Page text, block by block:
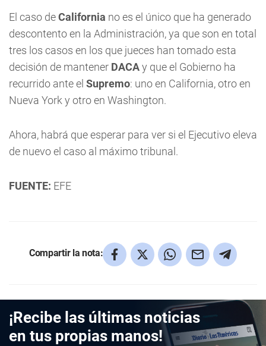
El caso deCalifornia no es el único que ha generado
descontento en la Administración, ya que son en total
tres los casos en los que jueces han tomado esta
decisión de mantener DACAy que el Gobierno ha
recurrido ante el Supremo: uno en California, otro en
Nueva York y otro en Washington.
Ahora, habrá que esperar para ver si el Ejecutivo eleva
de nuevo el caso al máximo tribunal.
FUENTE: EFE
Compartir la nota:
¡Recibe las últimas noticias
en tus propias manos!